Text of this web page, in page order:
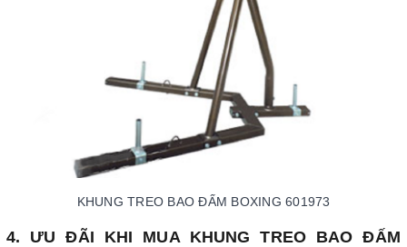
KHUNG TREO BAO ĐẤM BOXING 601973
4. ƯU ĐÃI KHI MUA KHUNG TREO BAO ĐẤM